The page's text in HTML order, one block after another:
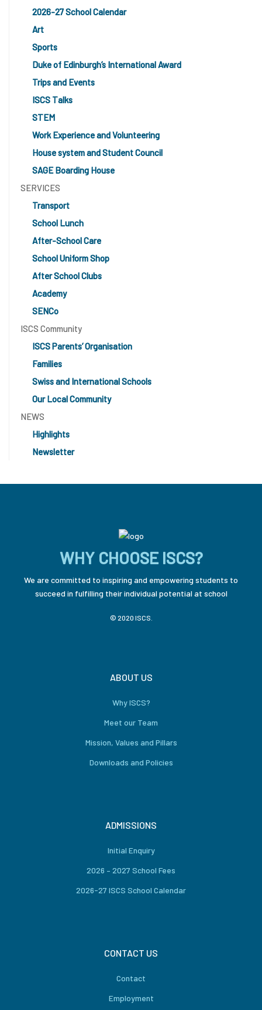
2026-27 School Calendar
Art
Sports
Duke of Edinburgh’s International Award
Trips and Events
ISCS Talks
STEM
Work Experience and Volunteering
House system and Student Council
SAGE Boarding House
SERVICES
Transport
School Lunch
After-School Care
School Uniform Shop
After School Clubs
Academy
SENCo
ISCS Community
ISCS Parents’ Organisation
Families
Swiss and International Schools
Our Local Community
NEWS
Highlights
Newsletter
WHY CHOOSE ISCS?
We are committed to inspiring and empowering students to
succeed in fulfilling their individual potential at school
© 2020 ISCS.
ABOUT US
Why ISCS?
Meet our Team
Mission, Values and Pillars
Downloads and Policies
ADMISSIONS
Initial Enquiry
2026 – 2027 School Fees
2026-27 ISCS School Calendar
CONTACT US
Contact
Employment